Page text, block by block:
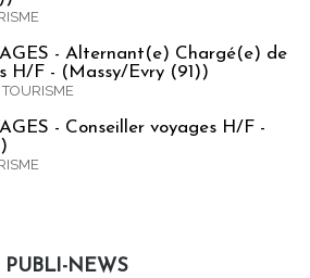
- Alternant(e) Chargé(e) de
H/F - (Massy/Evry (91))
- Conseiller voyages H/F -
PUBLI-NEWS